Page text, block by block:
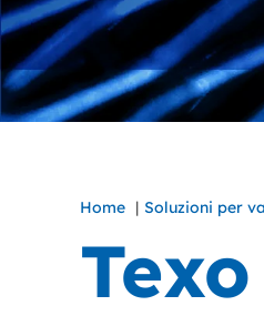
Home Soluzioni per